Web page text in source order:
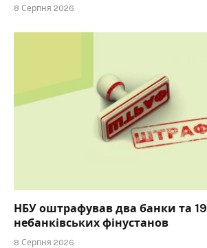
8 Серпня 2026
НБУ оштрафував два банки та 19
небанківських фінустанов
8 Серпня 2026